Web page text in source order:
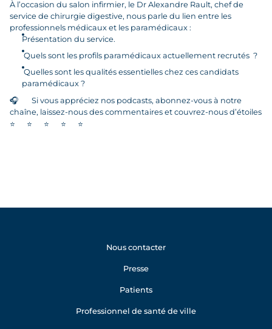
À l’occasion du salon infirmier, le Dr Alexandre Rault, chef de
service de chirurgie digestive, nous parle du lien entre les
professionnels médicaux et les paramédicaux :
Présentation du service.
Quels sont les profils paramédicaux actuellement recrutés ?
Quelles sont les qualités essentielles chez ces candidats
paramédicaux ?
🎧
Si vous appréciez nos podcasts, abonnez-vous à notre
chaîne, laissez-nous des commentaires et couvrez-nous d’étoiles
⭐
⭐ ⭐ ⭐ ⭐
Nous contacter
Presse
Patients
Professionnel de santé de ville